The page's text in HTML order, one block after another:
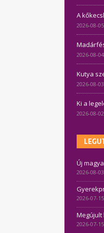
A
2026-08-05
2026-08-04
Kutya
2026-08-03
Ki a
2026-08-02
Új
2026-08-03
2026-07-15
Megújult
2026-07-15